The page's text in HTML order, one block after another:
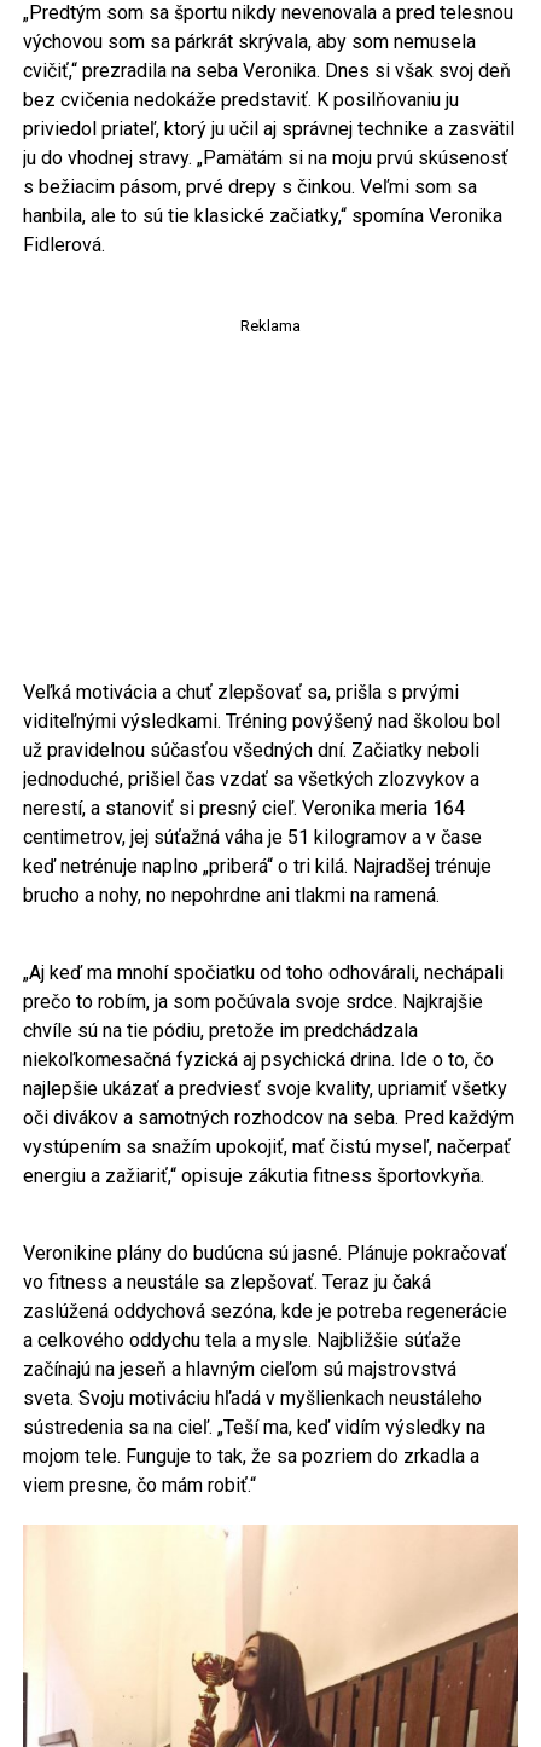
„Predtým som sa športu nikdy nevenovala a pred telesnou
výchovou som sa párkrát skrývala, aby som nemusela
cvičiť,“ prezradila na seba Veronika. Dnes si však svoj deň
bez cvičenia nedokáže predstaviť. K posilňovaniu ju
priviedol priateľ, ktorý ju učil aj správnej technike a zasvätil
ju do vhodnej stravy. „Pamätám si na moju prvú skúsenosť
s bežiacim pásom, prvé drepy s činkou. Veľmi som sa
hanbila, ale to sú tie klasické začiatky,“ spomína Veronika
Fidlerová.
Reklama
Veľká motivácia a chuť zlepšovať sa, prišla s prvými
viditeľnými výsledkami. Tréning povýšený nad školou bol
už pravidelnou súčasťou všedných dní. Začiatky neboli
jednoduché, prišiel čas vzdať sa všetkých zlozvykov a
nerestí, a stanoviť si presný cieľ. Veronika meria 164
centimetrov, jej súťažná váha je 51 kilogramov a v čase
keď netrénuje naplno „priberá“ o tri kilá. Najradšej trénuje
brucho a nohy, no nepohrdne ani tlakmi na ramená.
„Aj keď ma mnohí spočiatku od toho odhovárali, nechápali
prečo to robím, ja som počúvala svoje srdce. Najkrajšie
chvíle sú na tie pódiu, pretože im predchádzala
niekoľkomesačná fyzická aj psychická drina. Ide o to, čo
najlepšie ukázať a predviesť svoje kvality, upriamiť všetky
oči divákov a samotných rozhodcov na seba. Pred každým
vystúpením sa snažím upokojiť, mať čistú myseľ, načerpať
energiu a zažiariť,“ opisuje zákutia fitness športovkyňa.
Veronikine plány do budúcna sú jasné. Plánuje pokračovať
vo fitness a neustále sa zlepšovať. Teraz ju čaká
zaslúžená oddychová sezóna, kde je potreba regenerácie
a celkového oddychu tela a mysle. Najbližšie súťaže
začínajú na jeseň a hlavným cieľom sú majstrovstvá
sveta. Svoju motiváciu hľadá v myšlienkach neustáleho
sústredenia sa na cieľ. „Teší ma, keď vidím výsledky na
mojom tele. Funguje to tak, že sa pozriem do zrkadla a
viem presne, čo mám robiť.“